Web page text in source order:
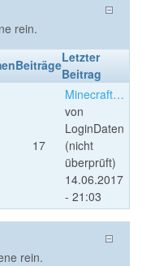
rein.
BeiträgeLetzter
Beitrag
17
Minecraft…
von
LoginDaten
(nicht
überprüft)
14.06.2017
- 21:03
rein.